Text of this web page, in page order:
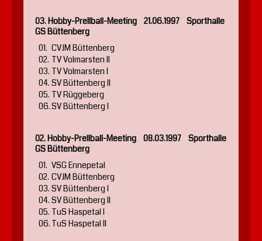
03. Hobby-Prellball-Meeting 21.06.1997 Sporthalle
GS Büttenberg
01. CVJM Büttenberg
02. TV Volmarsten II
03. TV Volmarsten I
04. SV Büttenberg II
05. TV Rüggeberg
06.SV Büttenberg I
02. Hobby-Prellball-Meeting 08.03.1997 Sporthalle
GS Büttenberg
01. VSG Ennepetal
02. CVJM Büttenberg
03. SV Büttenberg I
04. SV Büttenberg II
05. TuS Haspetal I
06. TuS Haspetal II